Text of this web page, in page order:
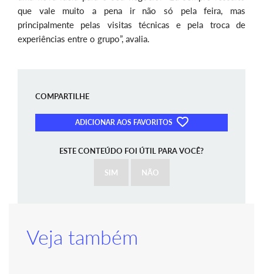
que vale muito a pena ir não só pela feira, mas
principalmente pelas visitas técnicas e pela troca de
experiências entre o grupo”, avalia.
COMPARTILHE
ADICIONAR AOS FAVORITOS
ESTE CONTEÚDO FOI ÚTIL PARA VOCÊ?
SIM NÃO
Veja também